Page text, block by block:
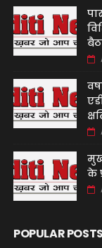
के
POPULAR POSTS